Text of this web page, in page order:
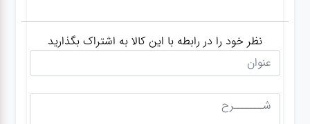
نظر خود را در رابطه با این کالا به اشتراک بگذارید